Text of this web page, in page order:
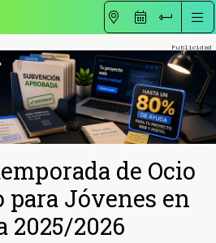
de Ocio
Jóvenes en
2025/2026